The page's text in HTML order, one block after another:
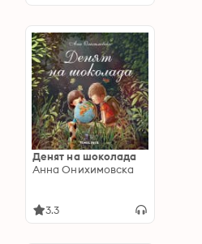
Денят на шоколада
Анна Онихимовска
3.3